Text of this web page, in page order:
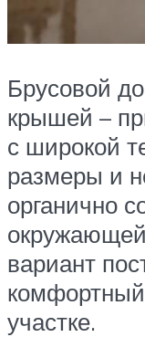
Брусовой
крышей –
с широкой
размеры и
органично
вариант
участке.